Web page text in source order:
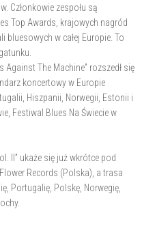
Członkowie zespołu są
Top Awards, krajowych nagród
bluesowych w całej Europie. To
Against The Machine” rozszedł się
koncertowy w Europie
Hiszpanii, Norwegii, Estonii i
Festiwal Blues Na Świecie w
II” ukaże się już wkrótce pod
Records (Polska), a trasa
Portugalię, Polskę, Norwegię,